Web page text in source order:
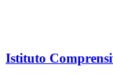
Istituto